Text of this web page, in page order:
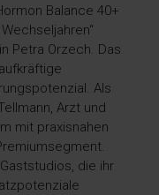
Balance 40+
Petra Orzech. Das
Als
Arzt und
mit praxisnahen
die ihr